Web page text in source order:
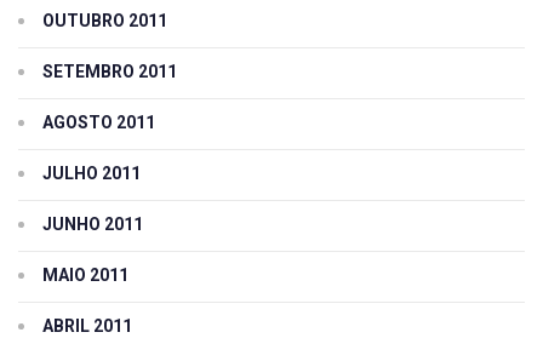
OUTUBRO 2011
SETEMBRO 2011
AGOSTO 2011
JULHO 2011
JUNHO 2011
MAIO 2011
ABRIL 2011